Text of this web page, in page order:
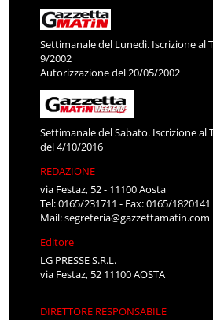
Settimanale del Lunedì. Iscrizione al
9/2002
Autorizzazione del 20/05/2002
Settimanale del Sabato. Iscrizione al
del 4/10/2016
REDAZIONE
via Festaz, 52 - 11100 Aosta
Tel: 0165/231711 - Fax: 0165/1820141
Mail:segreteria@gazzettamatin.com
Editore
LG PRESSE S.R.L.
via Festaz, 52 11100 AOSTA
DIRETTORE RESPONSABILE